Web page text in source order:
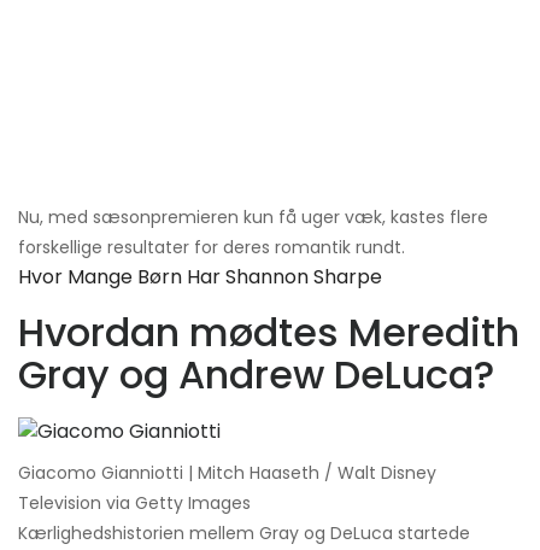
Nu, med sæsonpremieren kun få uger væk, kastes flere
forskellige resultater for deres romantik rundt.
Hvor Mange Børn Har Shannon Sharpe
Hvordan mødtes Meredith
Gray og Andrew DeLuca?
Giacomo Gianniotti | Mitch Haaseth / Walt Disney
Television via Getty Images
Kærlighedshistorien mellem Gray og DeLuca startede